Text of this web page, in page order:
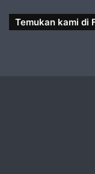
Temukan kami di